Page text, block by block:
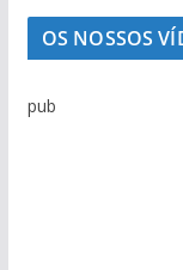
n
o
í
OS NOSSOS
pub